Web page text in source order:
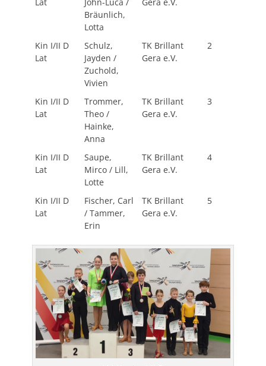
Bräunlich,
Lotta
Kin I/II D
Lat
Schulz,
Jayden /
Zuchold,
Vivien
TK Brillant
Gera e.V.
2
Kin I/II D
Lat
Trommer,
Theo /
Hainke,
Anna
TK Brillant
Gera e.V.
3
Kin I/II D
Lat
Saupe,
Mirco / Lill,
Lotte
TK Brillant
Gera e.V.
4
Kin I/II D
Lat
Fischer, Carl
/ Tammer,
Erin
TK Brillant
Gera e.V.
5